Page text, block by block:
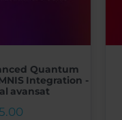
Quantum
Integration -
avansat